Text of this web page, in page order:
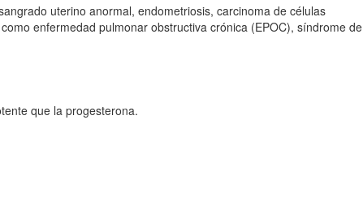
uterino anormal, endometriosis, carcinoma de células
enfermedad pulmonar obstructiva crónica (EPOC), síndrome de
que la progesterona.